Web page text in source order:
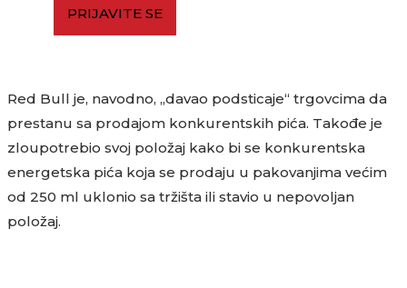
PRIJAVITE SE
Red Bull je, navodno, „davao podsticaje“ trgovcima da
prestanu sa prodajom konkurentskih pića. Takođe je
zloupotrebio svoj položaj kako bi se konkurentska
energetska pića koja se prodaju u pakovanjima većim
od 250 ml uklonio sa tržišta ili stavio u nepovoljan
položaj.